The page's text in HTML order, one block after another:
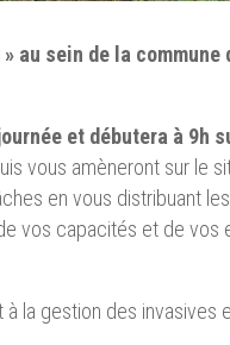
» au sein de la
et débutera à 9h
vous amèneront sur le
en vous distribuant
vos capacités et de vos
la gestion des invasives